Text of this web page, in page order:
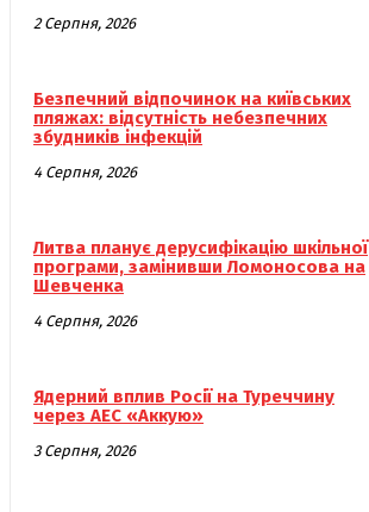
2 Серпня, 2026
Безпечний відпочинок на київських
пляжах: відсутність небезпечних
збудників інфекцій
4 Серпня, 2026
Литва планує дерусифікацію шкільної
програми, замінивши Ломоносова на
Шевченка
4 Серпня, 2026
Ядерний вплив Росії на Туреччину
через АЕС «Аккую»
3 Серпня, 2026